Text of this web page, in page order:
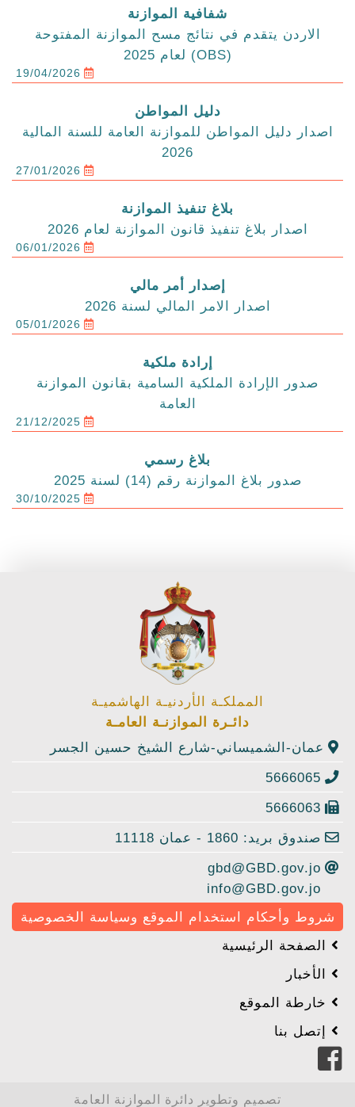
شفافية الموازنة
الاردن يتقدم في نتائج مسح الموازنة المفتوحة
(OBS) لعام 2025
19/04/2026
دليل المواطن
اصدار دليل المواطن للموازنة العامة للسنة المالية
2026
27/01/2026
بلاغ تنفيذ الموازنة
اصدار بلاغ تنفيذ قانون الموازنة لعام 2026
06/01/2026
إصدار أمر مالي
اصدار الامر المالي لسنة 2026
05/01/2026
إرادة ملكية
صدور الإرادة الملكية السامية بقانون الموازنة
العامة
21/12/2025
بلاغ رسمي
صدور بلاغ الموازنة رقم (14) لسنة 2025
30/10/2025
المملكـة الأردنيـة الهاشميـة
دائـرة الموازنـة العامـة
عمان-الشميساني-شارع الشيخ حسين الجسر
5666065
5666063
صندوق بريد: 1860 - عمان 11118
gbd@GBD.gov.jo
info@GBD.gov.jo
شروط وأحكام استخدام الموقع وسياسة الخصوصية
الصفحة الرئيسية
الأخبار
خارطة الموقع
إتصل بنا
تصميم وتطوير دائرة الموازنة العامة